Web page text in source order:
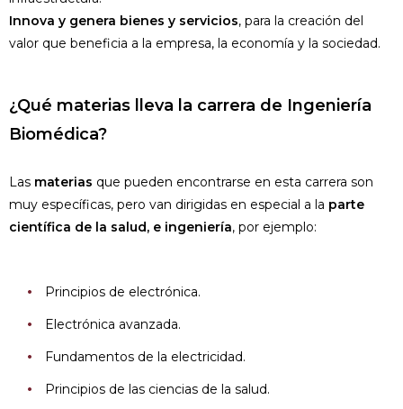
Innova y genera bienes y servicios, para la creación del
valor que beneficia a la empresa, la economía y la sociedad.
¿Qué materias lleva la carrera de Ingeniería
Biomédica?
Las materias que pueden encontrarse en esta carrera son
muy específicas, pero van dirigidas en especial a la parte
científica de la salud, e ingeniería, por ejemplo:
Principios de electrónica.
Electrónica avanzada.
Fundamentos de la electricidad.
Principios de las ciencias de la salud.